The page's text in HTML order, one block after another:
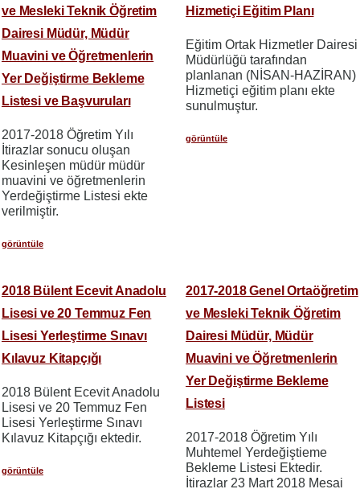
ve Mesleki Teknik Öğretim
Dairesi Müdür, Müdür
Muavini ve Öğretmenlerin
Yer Değiştirme Bekleme
Listesi ve Başvuruları
2017-2018 Öğretim Yılı
İtirazlar sonucu oluşan
Kesinleşen müdür müdür
muavini ve öğretmenlerin
Yerdeğiştirme Listesi ekte
verilmiştir.
görüntüle
Hizmetiçi Eğitim Planı
Eğitim Ortak Hizmetler Dairesi
Müdürlüğü tarafından
planlanan (NİSAN-HAZİRAN)
Hizmetiçi eğitim planı ekte
sunulmuştur.
görüntüle
2018 Bülent Ecevit Anadolu
Lisesi ve 20 Temmuz Fen
Lisesi Yerleştirme Sınavı
Kılavuz Kitapçığı
2018 Bülent Ecevit Anadolu
Lisesi ve 20 Temmuz Fen
Lisesi Yerleştirme Sınavı
Kılavuz Kitapçığı ektedir.
görüntüle
2017-2018 Genel Ortaöğretim
ve Mesleki Teknik Öğretim
Dairesi Müdür, Müdür
Muavini ve Öğretmenlerin
Yer Değiştirme Bekleme
Listesi
2017-2018 Öğretim Yılı
Muhtemel Yerdeğiştieme
Bekleme Listesi Ektedir.
İtirazlar 23 Mart 2018 Mesai